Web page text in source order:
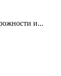
и...